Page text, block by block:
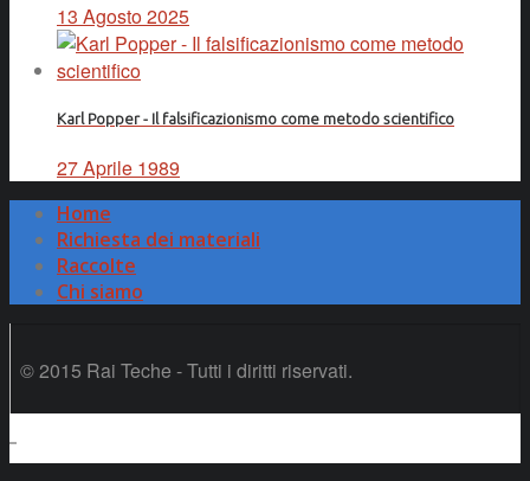
13 Agosto 2025
Karl Popper - Il falsificazionismo come metodo scientifico
27 Aprile 1989
Home
Richiesta dei materiali
Raccolte
Chi siamo
© 2015 Rai Teche - Tutti i diritti riservati.